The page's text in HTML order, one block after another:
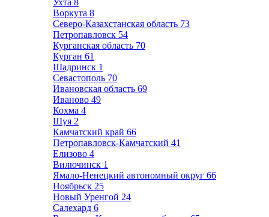
Ухта 8
Воркута 8
Северо-Казахстанская область 73
Петропавловск 54
Курганская область 70
Курган 61
Шадринск 1
Севастополь 70
Ивановская область 69
Иваново 49
Кохма 4
Шуя 2
Камчатский край 66
Петропавловск-Камчатский 41
Елизово 4
Вилючинск 1
Ямало-Ненецкий автономный округ 66
Ноябрьск 25
Новый Уренгой 24
Салехард 6